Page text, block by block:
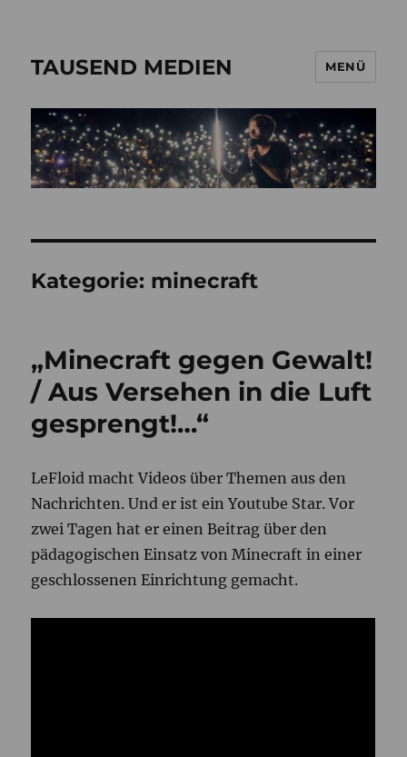
TAUSEND MEDIEN MENÜ
Kategorie: minecraft
„Minecraft gegen Gewalt!
/ Aus Versehen in die Luft
gesprengt!…“
LeFloid macht Videos über Themen aus den
Nachrichten. Und er ist ein Youtube Star. Vor
zwei Tagen hat er einen Beitrag über den
pädagogischen Einsatz von Minecraft in einer
geschlossenen Einrichtung gemacht.